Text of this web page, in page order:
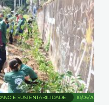
10/06/2026
E SUSTENTABILIDADE